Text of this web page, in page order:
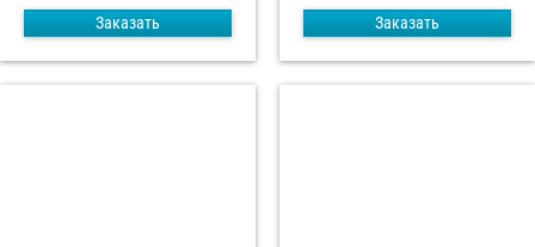
Заказать Заказать